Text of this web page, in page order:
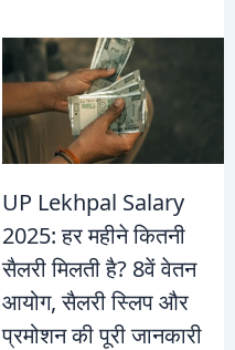
UP Lekhpal Salary
2025: हर महीने कितनी
सैलरी मिलती है? 8वें वेतन
आयोग, सैलरी स्लिप और
प्रमोशन की पूरी जानकारी